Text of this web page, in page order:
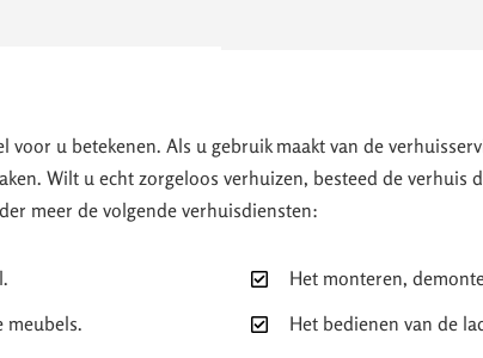
u betekenen. Als u gebruik maakt van de
Wilt u echt zorgeloos verhuizen, besteed de verhuis
meer de volgende verhuisdiensten:
meubels.
Het monteren,
Het bedienen van de